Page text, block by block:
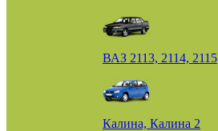
ВАЗ 2113, 2114, 2115
Калина, Калина 2